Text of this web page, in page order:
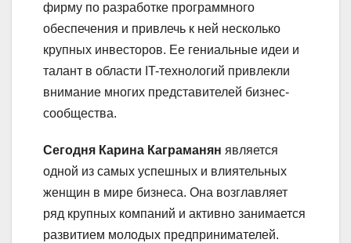
фирму по разработке программного
обеспечения и привлечь к ней несколько
крупных инвесторов. Ее гениальные идеи и
талант в области IT-технологий привлекли
внимание многих представителей бизнес-
сообщества.
Сегодня Карина Каграманян является
одной из самых успешных и влиятельных
женщин в мире бизнеса. Она возглавляет
ряд крупных компаний и активно занимается
развитием молодых предпринимателей.